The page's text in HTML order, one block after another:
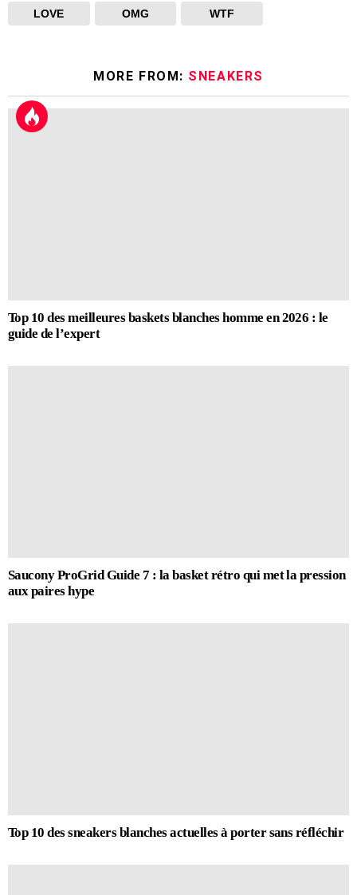
LOVE OMG WTF
MORE FROM: SNEAKERS
Top 10 des meilleures baskets blanches homme en 2026 : le
guide de l’expert
Saucony ProGrid Guide 7 : la basket rétro qui met la pression
aux paires hype
Top 10 des sneakers blanches actuelles à porter sans réfléchir